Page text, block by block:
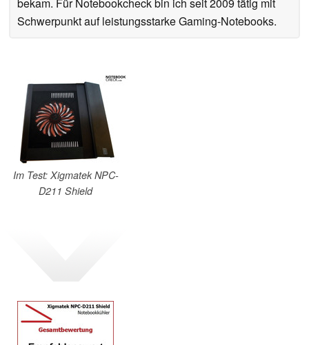
bekam. Für Notebookcheck bin ich seit 2009 tätig mit
Schwerpunkt auf leistungsstarke Gaming-Notebooks.
Im Test: Xigmatek NPC-
D211 Shield